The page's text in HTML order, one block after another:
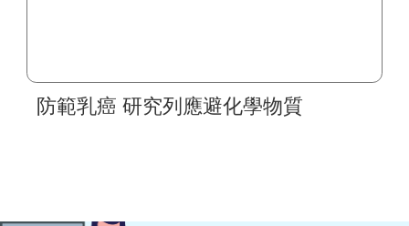
防範乳癌 研究列應避化學物質